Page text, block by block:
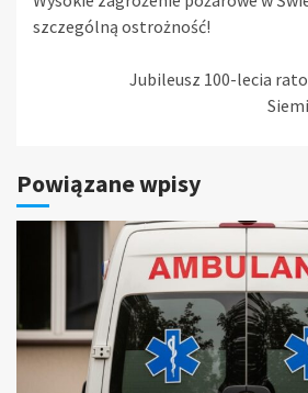
Reading
szczególną ostrożność!
Jubileusz 100-lecia
Powiązane wpisy